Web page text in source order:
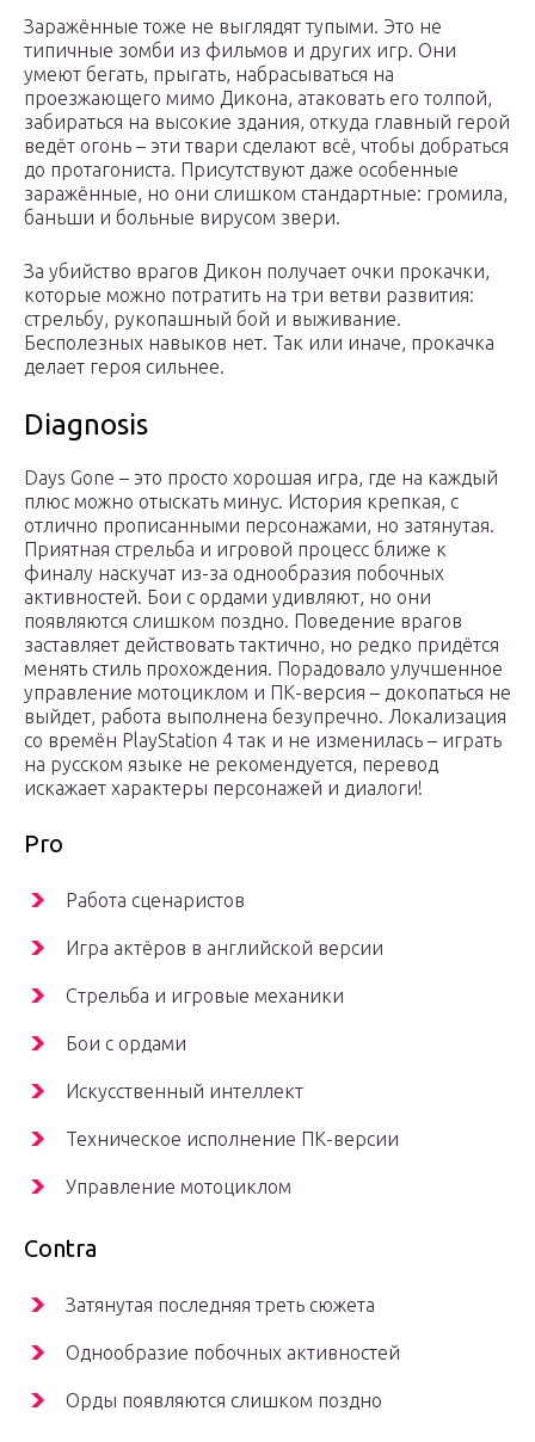
Заражённые тоже не выглядят тупыми. Это не
типичные зомби из фильмов и других игр. Они
умеют бегать, прыгать, набрасываться на
проезжающего мимо Дикона, атаковать его толпой,
забираться на высокие здания, откуда главный герой
ведёт огонь – эти твари сделают всё, чтобы добраться
до протагониста. Присутствуют даже особенные
заражённые, но они слишком стандартные: громила,
баньши и больные вирусом звери.
За убийство врагов Дикон получает очки прокачки,
которые можно потратить на три ветви развития:
стрельбу, рукопашный бой и выживание.
Бесполезных навыков нет. Так или иначе, прокачка
делает героя сильнее.
Diagnosis
Days Gone – это просто хорошая игра, где на каждый
плюс можно отыскать минус. История крепкая, с
отлично прописанными персонажами, но затянутая.
Приятная стрельба и игровой процесс ближе к
финалу наскучат из-за однообразия побочных
активностей. Бои с ордами удивляют, но они
появляются слишком поздно. Поведение врагов
заставляет действовать тактично, но редко придётся
менять стиль прохождения. Порадовало улучшенное
управление мотоциклом и ПК-версия – докопаться не
выйдет, работа выполнена безупречно. Локализация
со времён PlayStation 4 так и не изменилась – играть
на русском языке не рекомендуется, перевод
искажает характеры персонажей и диалоги!
Pro
Работа сценаристов
Игра актёров в английской версии
Стрельба и игровые механики
Бои с ордами
Искусственный интеллект
Техническое исполнение ПК-версии
Управление мотоциклом
Contra
Затянутая последняя треть сюжета
Однообразие побочных активностей
Орды появляются слишком поздно